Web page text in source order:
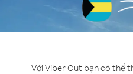
Với Viber Out bạn có thể